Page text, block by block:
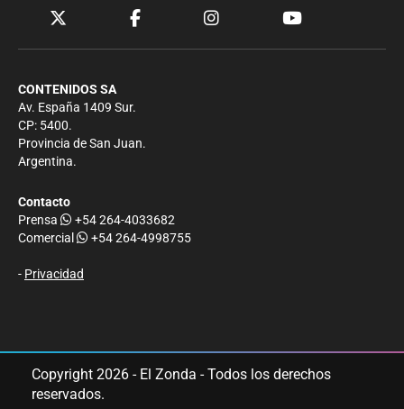
CONTENIDOS SA
Av. España 1409 Sur.
CP: 5400.
Provincia de San Juan.
Argentina.
Contacto
Prensa
+54 264-4033682
Comercial
+54 264-4998755
- Privacidad
Copyright 2026 - El Zonda - Todos los derechos
reservados.